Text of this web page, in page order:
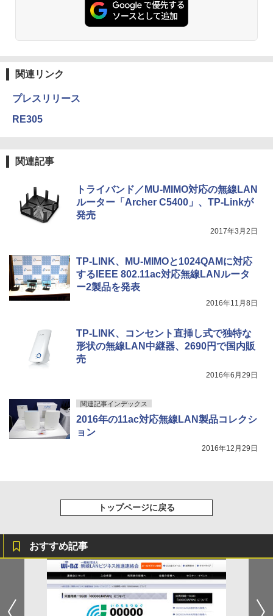
関連リンク
プレスリリース
RE305
関連記事
トライバンド／MU-MIMO対応の無線LAN
ルーター「Archer C5400」、TP-Linkが
発売
2017年3月2日
TP-LINK、MU-MIMOと1024QAMに対応
するIEEE 802.11ac対応無線LANルータ
ー2製品を発表
2016年11月8日
TP-LINK、コンセント直挿し式で独特な
形状の無線LAN中継器、2690円で国内販
売
2016年6月29日
関連記事インデックス
2016年の11ac対応無線LAN製品コレクシ
ョン
2016年12月29日
トップページに戻る
おすすめ記事